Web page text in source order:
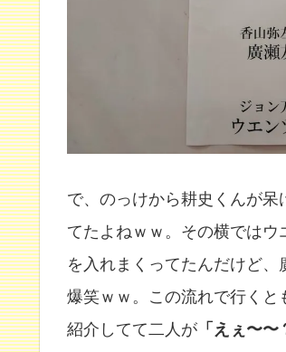
で、のっけから耕史くんが呆
てたよねｗｗ。その横ではウ
を入れまくってたんだけど
爆笑ｗｗ。この流れで行く
紹介してて二人が 「えぇ〜〜